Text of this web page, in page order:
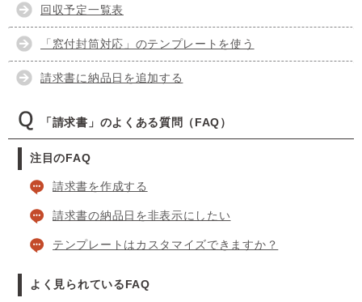
回収予定一覧表
「窓付封筒対応」のテンプレートを使う
請求書に納品日を追加する
「請求書」のよくある質問（FAQ）
注目のFAQ
請求書を作成する
請求書の納品日を非表示にしたい
テンプレートはカスタマイズできますか？
よく見られているFAQ